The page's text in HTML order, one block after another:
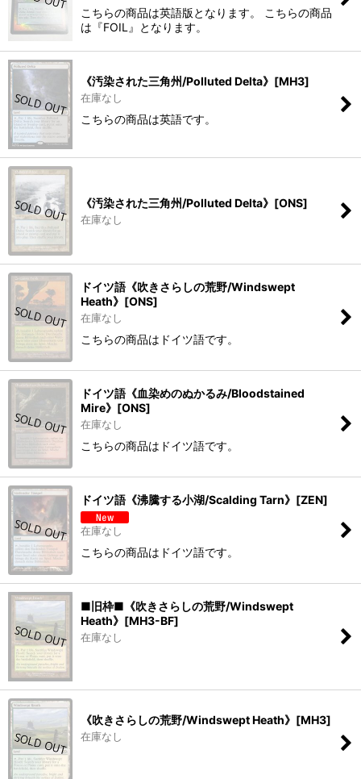
こちらの商品は英語版となります。 こちらの商品
は『FOIL』となります。
《汚染された三角州/Polluted Delta》[MH3]
在庫なし
こちらの商品は英語です。
《汚染された三角州/Polluted Delta》[ONS]
在庫なし
ドイツ語《吹きさらしの荒野/Windswept
Heath》[ONS]
在庫なし
こちらの商品はドイツ語です。
ドイツ語《血染めのぬかるみ/Bloodstained
Mire》[ONS]
在庫なし
こちらの商品はドイツ語です。
ドイツ語《沸騰する小湖/Scalding Tarn》[ZEN]
在庫なし
こちらの商品はドイツ語です。
■旧枠■《吹きさらしの荒野/Windswept
Heath》[MH3-BF]
在庫なし
《吹きさらしの荒野/Windswept Heath》[MH3]
在庫なし